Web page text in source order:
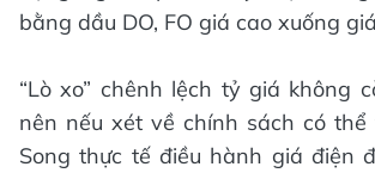
bằng dầu DO, FO giá cao xuống
“Lò xo” chênh lệch tỷ giá không
nên nếu xét về chính sách có
Song thực tế điều hành giá điện